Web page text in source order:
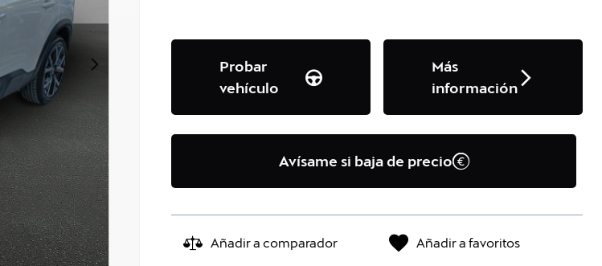
Probar
vehículo
Más
información
Avísame si baja de precio
Añadir a comparador Añadir a favoritos